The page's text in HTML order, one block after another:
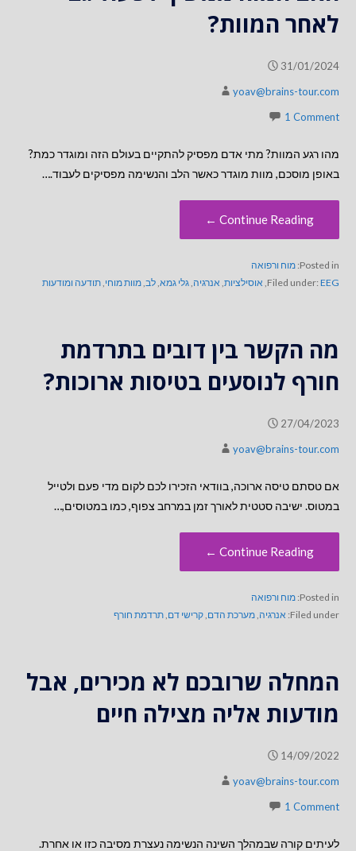
לאחר המוות?
31/01/2024
yoav@brains-tour.com
1 Comment
מהו רגע המוות? מתי אדם מפסיק להתקיים בעולם הזה ומוגדר כמת?
באופן מוסכם, מוות מוגדר כאשר הלב והנשימה מפסיקים לעבוד.…
Continue Reading ←
Posted in: מוח ורפואה
Filed under:EEG אוסילציות, אנרגיה גלי גמא, לב, מוות מוחי תודעה ומודעות
מה הקשר בין דובים בתרדמת
חורף לנוסעים בטיסות ארוכות?
27/04/2023
yoav@brains-tour.com
אם טסתם טיסה ארוכה, בוודאי הזכירו לכם לקום מדי פעם ולטייל
במטוס. ישיבה סטטית לאורך זמן במרחב צפוף, כמו במטוסים,…
Continue Reading ←
Posted in: מוח ורפואה
Filed under: אנרגיה מערכת הדם קרישי דם תרדמת חורף
המחלה שרובכם לא מכירים, אבל
מודעות אליה מצילה חיים
14/09/2022
yoav@brains-tour.com
1 Comment
לעיתים קורה שבמהלך השינה הנשימה נעצרת מסיבה כזו או אחרת.